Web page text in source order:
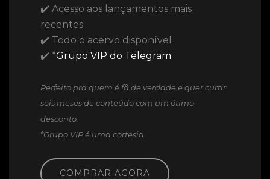
✔️ Acesso aos lançamentos mais
recentes
✔️ Todo o acervo disponível
✔️ *Grupo VIP do Telegram
Perfeito pra quem é fã de verdade e quer curtir
seis meses de conteúdo com um ótimo
desconto.
*Grupo VIP é uma cortesia
COMPRAR AGORA